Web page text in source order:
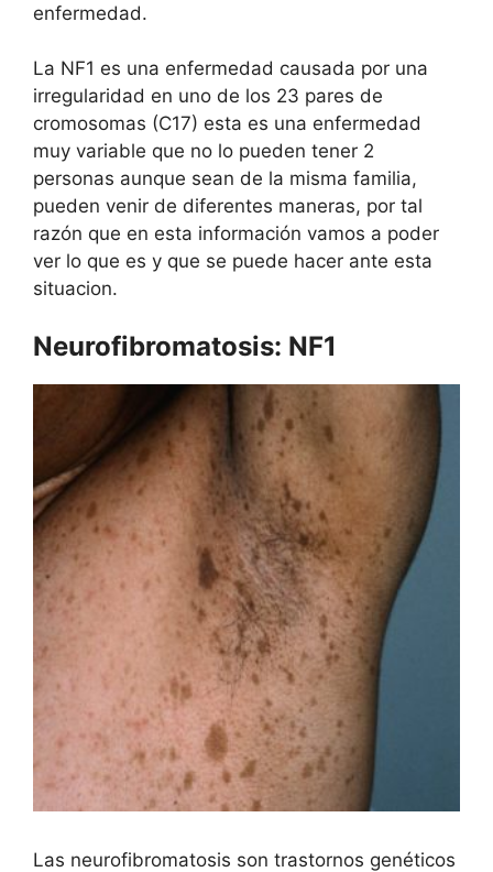
enfermedad.
La NF1 es una enfermedad causada por una
irregularidad en uno de los 23 pares de
cromosomas (C17) esta es una enfermedad
muy variable que no lo pueden tener 2
personas aunque sean de la misma familia,
pueden venir de diferentes maneras, por tal
razón que en esta información vamos a poder
ver lo que es y que se puede hacer ante esta
situacion.
Neurofibromatosis: NF1
Las neurofibromatosis son trastornos genéticos